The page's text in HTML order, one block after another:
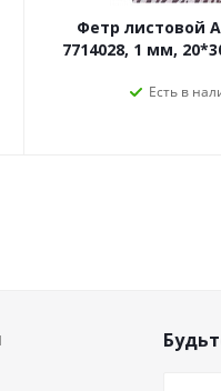
Фетр листовой
7714028, 1 мм,
Есть в